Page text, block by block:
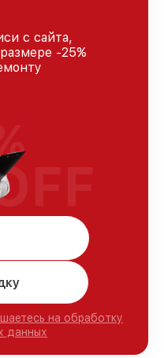
с сайта,
-25%
на обработку
данных